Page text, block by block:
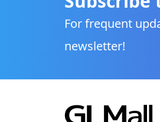
For frequent
newsletter!